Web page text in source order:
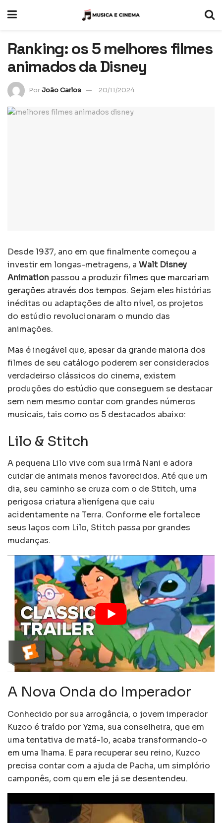
Ranking: os 5 melhores filmes
animados da Disney
PorJoão Carlos 20/11/2024
Desde 1937, ano em que finalmente começou a
investir em longas-metragens, a Walt Disney
Animation passou a produzir filmes que marcariam
gerações através dos tempos. Sejam eles histórias
inéditas ou adaptações de alto nível, os projetos
do estúdio revolucionaram o mundo das
animações.
Mas é inegável que, apesar da grande maioria dos
filmes de seu catálogo poderem ser considerados
verdadeirso clássicos do cinema, existem
produções do estúdio que conseguem se destacar
sem nem mesmo contar com grandes números
musicais, tais como os 5 destacados abaixo:
Lilo & Stitch
A pequena Lilo vive com sua irmã Nani e adora
cuidar de animais menos favorecidos. Até que um
dia, seu caminho se cruza com o de Stitch, uma
perigosa criatura alienígena que caiu
acidentamente na Terra. Conforme ele fortalece
seus laços com Lilo, Stitch passa por grandes
mudanças.
A Nova Onda do Imperador
Conhecido por sua arrogância, o jovem imperador
Kuzco é traído por Yzma, sua conselheira, que em
uma tentativa de matá-lo, acaba transformando-o
em uma lhama. E para recuperar seu reino, Kuzco
precisa contar com a ajuda de Pacha, um simplório
camponês, com quem ele já se desentendeu.